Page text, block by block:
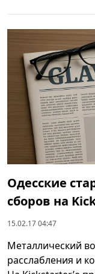
Одесские
сборов на
15.02.17 04:47
Металлический
расслабления и